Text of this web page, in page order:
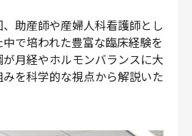
助産師や産婦人科看護師とし
で培われた豊富な臨床経験を
月経やホルモンバランスに大
を科学的な視点から解説いた